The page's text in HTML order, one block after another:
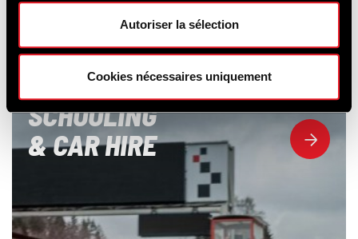
Autoriser la sélection
Cookies nécessaires uniquement
SCHOOLING
& CAR HIRE